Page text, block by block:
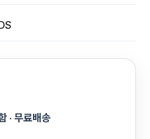
· 무료배송